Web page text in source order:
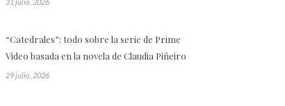
“Catedrales”: todo sobre la serie de Prime
Video basada en la novela de Claudia Piñeiro
29 julio, 2026